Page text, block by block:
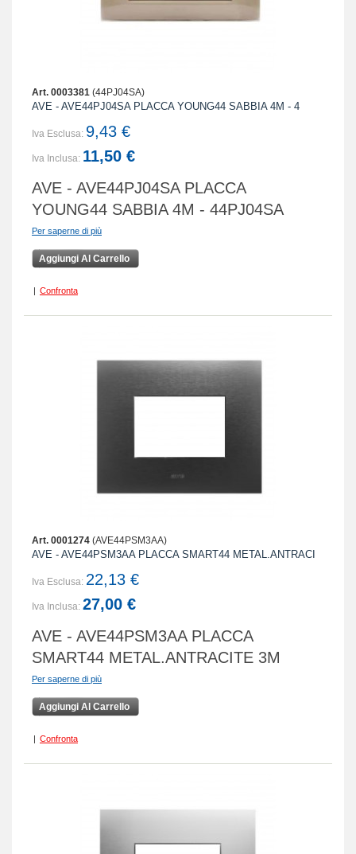
Art. 0003381 (44PJ04SA)
AVE - AVE44PJ04SA PLACCA YOUNG44 SABBIA 4M - 4
Iva Esclusa: 9,43 €
Iva Inclusa: 11,50 €
AVE - AVE44PJ04SA PLACCA
YOUNG44 SABBIA 4M - 44PJ04SA
Per saperne di più
Aggiungi Al Carrello
| Confronta
Art. 0001274 (AVE44PSM3AA)
AVE - AVE44PSM3AA PLACCA SMART44 METAL.ANTRACI
Iva Esclusa: 22,13 €
Iva Inclusa: 27,00 €
AVE - AVE44PSM3AA PLACCA
SMART44 METAL.ANTRACITE 3M
Per saperne di più
Aggiungi Al Carrello
| Confronta